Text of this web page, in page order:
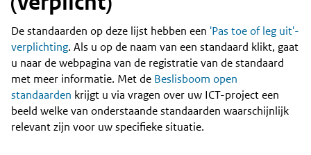
Content
De standaarden op deze lijst hebben een 'Pas toe of leg uit'-
verplichting. Als u op de naam van een standaard klikt, gaat
u naar de webpagina van de registratie van de standaard
met meer informatie. Met de Beslisboom open
standaarden krijgt u via vragen over uw ICT-project een
beeld welke van onderstaande standaarden waarschijnlijk
relevant zijn voor uw specifieke situatie.